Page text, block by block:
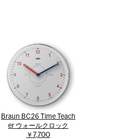
Braun BC26 Time Teach
er ウォールクロック
￥7,700